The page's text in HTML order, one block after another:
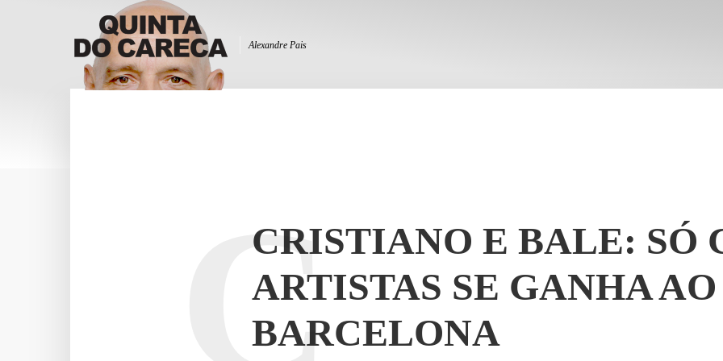
Alexandre Pais
CRISTIANO E BALE: SÓ
ARTISTAS SE GANHA AO
BARCELONA
C